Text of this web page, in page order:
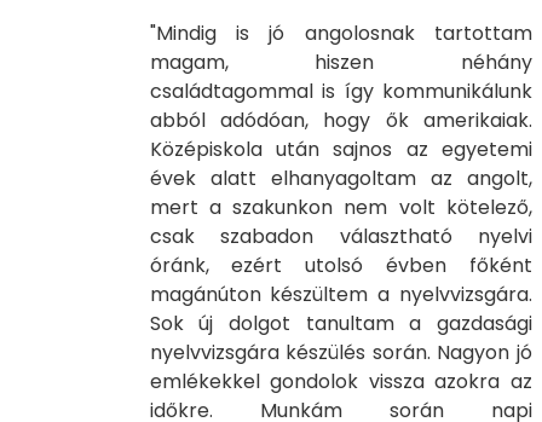
"Mindig is jó angolosnak tartottam
magam, hiszen néhány
családtagommal is így kommunikálunk
abból adódóan, hogy ők amerikaiak.
Középiskola után sajnos az egyetemi
évek alatt elhanyagoltam az angolt,
mert a szakunkon nem volt kötelező,
csak szabadon választható nyelvi
óránk, ezért utolsó évben főként
magánúton készültem a nyelvvizsgára.
Sok új dolgot tanultam a gazdasági
nyelvvizsgára készülés során. Nagyon jó
emlékekkel gondolok vissza azokra az
időkre. Munkám során napi